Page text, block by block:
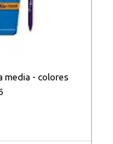
media - colores